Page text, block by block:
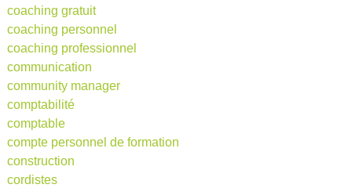
coaching gratuit
coaching personnel
coaching professionnel
communication
community manager
comptabilité
comptable
compte personnel de formation
construction
cordistes